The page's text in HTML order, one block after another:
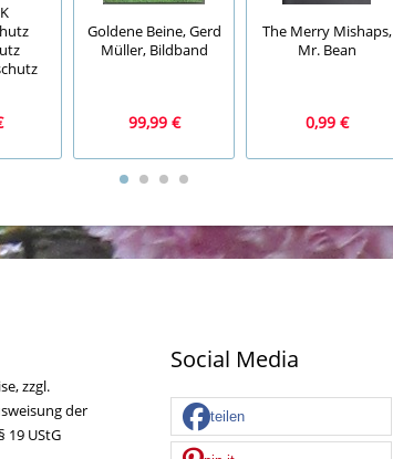
Goldene Beine, Gerd
Müller, Bildband
99,99 €
The Merry Mishaps,
Mr. Bean
0,99 €
zzgl.
der
19 UStG
Social Media
teilen